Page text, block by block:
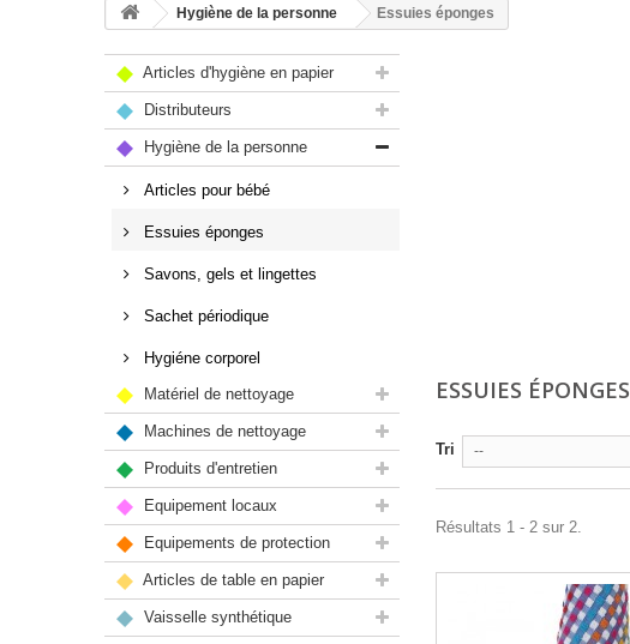
Hygiène de la personne Essuies éponges
Articles d'hygiène en papier
Distributeurs
Hygiène de la personne
Articles pour bébé
Essuies éponges
Savons, gels et lingettes
Sachet périodique
Hygiéne corporel
Matériel de nettoyage
Machines de nettoyage
Produits d'entretien
Equipement locaux
Equipements de protection
Articles de table en papier
Vaisselle synthétique
ESSUIES ÉPONGES
Tri --
Résultats 1 - 2 sur 2.